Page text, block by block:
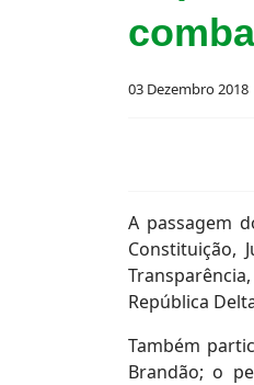
03 Dezembro 2018
A passagem
Constituição,
República
Também
Brandão; o